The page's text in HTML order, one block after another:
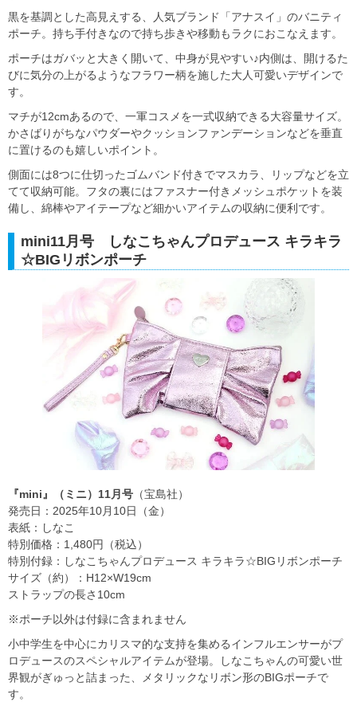
黒を基調とした高見えする、人気ブランド「アナスイ」のバニティ
ポーチ。持ち手付きなので持ち歩きや移動もラクにおこなえます。
ポーチはガバッと大きく開いて、中身が見やすい♪内側は、開けるた
びに気分の上がるようなフラワー柄を施した大人可愛いデザインで
す。
マチが12cmあるので、一軍コスメを一式収納できる大容量サイズ。
かさばりがちなパウダーやクッションファンデーションなどを垂直
に置けるのも嬉しいポイント。
側面には8つに仕切ったゴムバンド付きでマスカラ、リップなどを立
てて収納可能。フタの裏にはファスナー付きメッシュポケットを装
備し、綿棒やアイテープなど細かいアイテムの収納に便利です。
mini11月号 しなこちゃんプロデュース キラキラ
☆BIGリボンポーチ
『mini』（ミニ）11月号 （宝島社）
発売日：2025年10月10日（金）
表紙：しなこ
特別価格：1,480円（税込）
特別付録：しなこちゃんプロデュース キラキラ☆BIGリボンポーチ
サイズ（約）：H12×W19cm
ストラップの長さ10cm
※ポーチ以外は付録に含まれません
小中学生を中心にカリスマ的な支持を集めるインフルエンサーがプ
ロデュースのスペシャルアイテムが登場。しなこちゃんの可愛い世
界観がぎゅっと詰まった、メタリックなリボン形のBIGポーチで
す。